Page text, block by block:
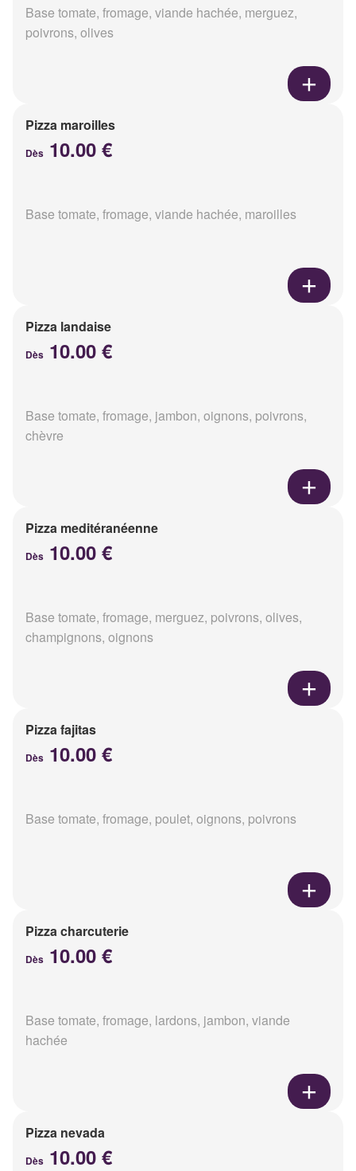
Base tomate, fromage, viande hachée, merguez,
poivrons, olives
Pizza maroilles
Dès 10.00 €
Base tomate, fromage, viande hachée, maroilles
Pizza landaise
Dès 10.00 €
Base tomate, fromage, jambon, oignons, poivrons,
chèvre
Pizza meditéranéenne
Dès 10.00 €
Base tomate, fromage, merguez, poivrons, olives,
champignons, oignons
Pizza fajitas
Dès 10.00 €
Base tomate, fromage, poulet, oignons, poivrons
Pizza charcuterie
Dès 10.00 €
Base tomate, fromage, lardons, jambon, viande
hachée
Pizza nevada
Dès 10.00 €